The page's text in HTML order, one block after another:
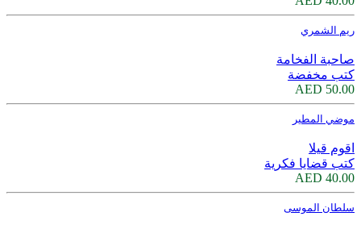
ريم الشمري
صاحبة الفخامة
كتب مخفضة
50.00 AED
موضي المطير
اقوم قيلا
كتب قضايا فكرية
40.00 AED
سلطان الموسى